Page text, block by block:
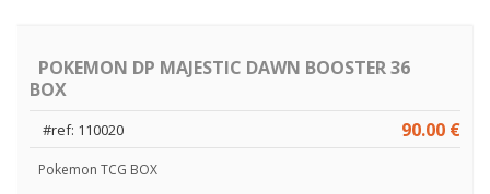
POKEMON DP MAJESTIC DAWN BOOSTER 36
BOX
90.00 €
#ref: 110020
Pokemon TCG BOX